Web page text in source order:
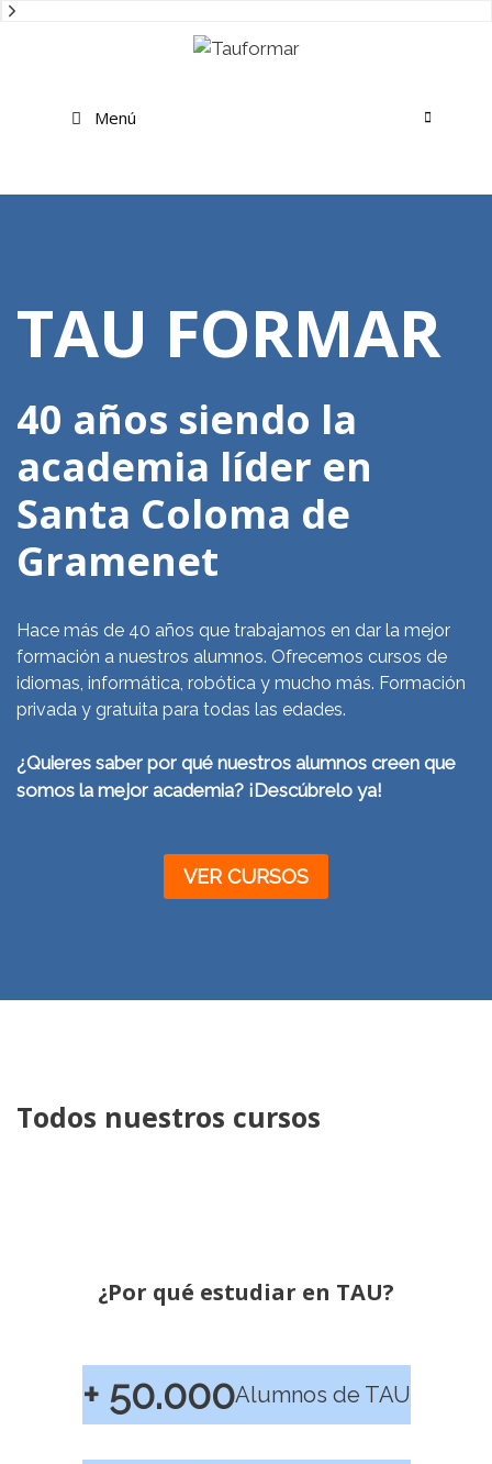
Saltar
Menú
TAU FORMAR
40 años siendo la
academia líder en
Santa Coloma de
Gramenet
Hace más de 40 años que trabajamos en dar la mejor
formación a nuestros alumnos. Ofrecemos cursos de
idiomas, informática, robótica y mucho más. Formación
privada y gratuita para todas las edades.
¿Quieres saber por qué nuestros alumnos creen que
somos la mejor academia? ¡Descúbrelo ya!
VER CURSOS
Todos nuestros cursos
¿Por qué estudiar en TAU?
+ 50.000Alumnos de TAU